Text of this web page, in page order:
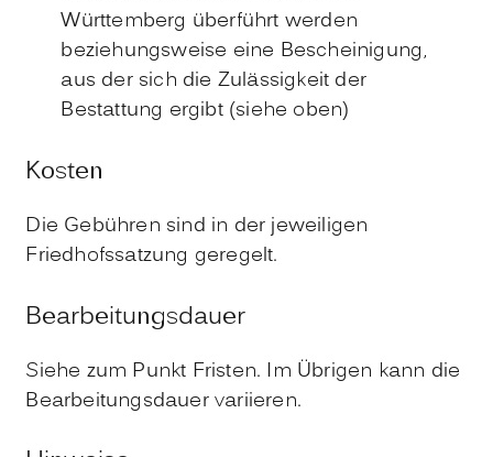
Württemberg überführt werden
beziehungsweise eine Bescheinigung,
aus der sich die Zulässigkeit der
Bestattung ergibt (siehe oben)
Kosten
Die Gebühren sind in der jeweiligen
Friedhofssatzung geregelt.
Bearbeitungsdauer
Siehe zum Punkt Fristen. Im Übrigen kann die
Bearbeitungsdauer variieren.